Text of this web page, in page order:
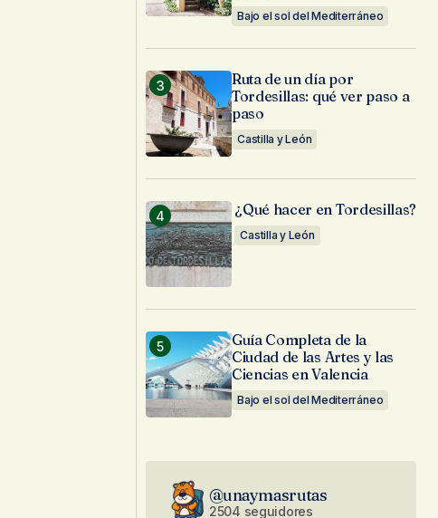
Bajo el sol del Mediterráneo
Ruta de un día por
Tordesillas: qué ver paso a
paso
Castilla y León
¿Qué hacer en Tordesillas?
Castilla y León
Guía Completa de la
Ciudad de las Artes y las
Ciencias en Valencia
Bajo el sol del Mediterráneo
@unaymasrutas
2504 seguidores